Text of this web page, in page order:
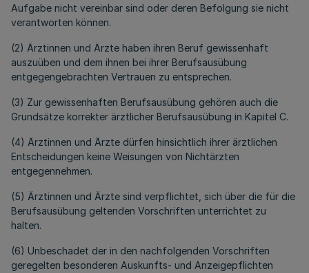
Aufgabe nicht vereinbar sind oder deren Befolgung sie nicht
verantworten können.
(2) Ärztinnen und Ärzte haben ihren Beruf gewissenhaft
auszuüben und dem ihnen bei ihrer Berufsausübung
entgegengebrachten Vertrauen zu entsprechen.
(3) Zur gewissenhaften Berufsausübung gehören auch die
Grundsätze korrekter ärztlicher Berufsausübung in Kapitel C.
(4) Ärztinnen und Ärzte dürfen hinsichtlich ihrer ärztlichen
Entscheidungen keine Weisungen von Nichtärzten
entgegennehmen.
(5) Ärztinnen und Ärzte sind verpflichtet, sich über die für die
Berufsausübung geltenden Vorschriften unterrichtet zu
halten.
(6) Unbeschadet der in den nachfolgenden Vorschriften
geregelten besonderen Auskunfts- und Anzeigepflichten